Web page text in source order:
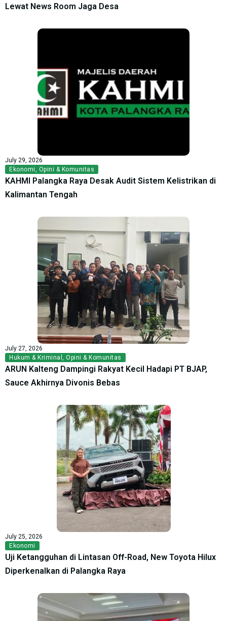
Lewat News Room Jaga Desa
July 29, 2026
Ekonomi, Opini & Komunitas
KAHMI Palangka Raya Desak Audit Sistem Kelistrikan di
Kalimantan Tengah
July 27, 2026
Hukum & Kriminal , Opini & Komunitas
ARUN Kalteng Dampingi Rakyat Kecil Hadapi PT BJAP,
Sauce Akhirnya Divonis Bebas
July 25, 2026
Ekonomi
Uji Ketangguhan di Lintasan Off-Road, New Toyota Hilux
Diperkenalkan di Palangka Raya